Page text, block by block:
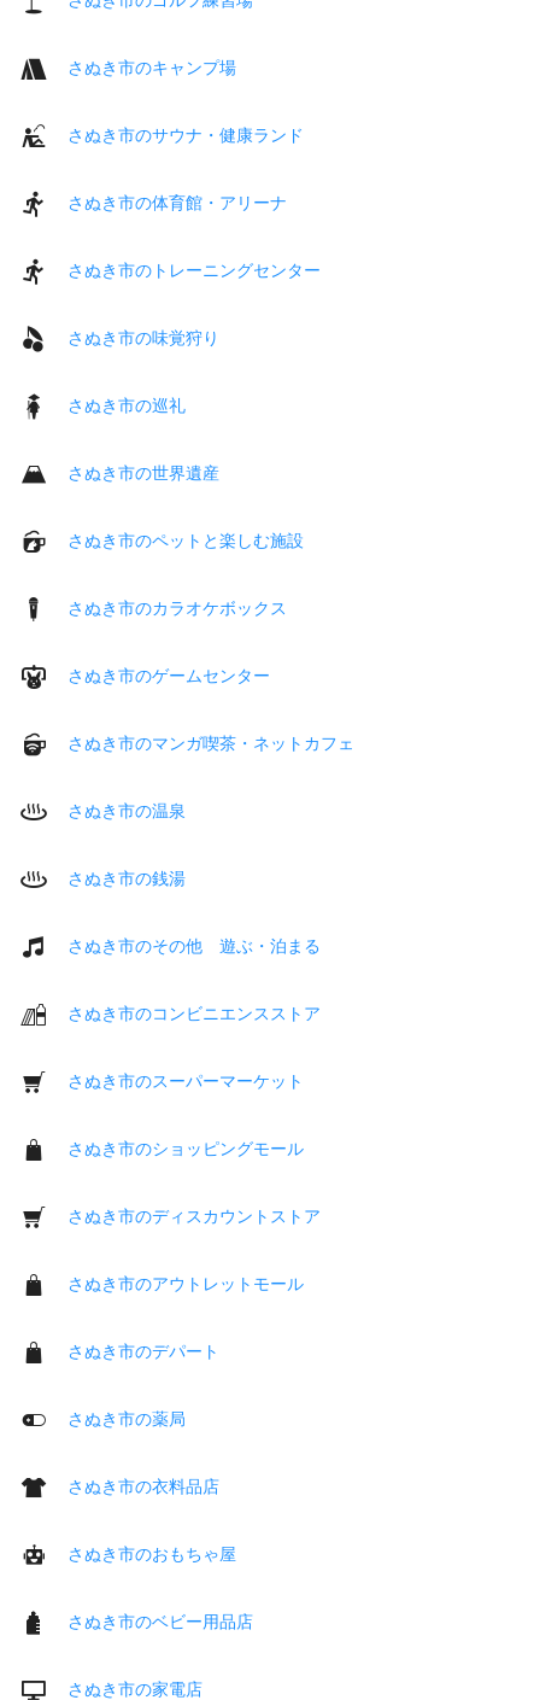
さぬき市のキャンプ場
さぬき市のサウナ・健康ランド
さぬき市の体育館・アリーナ
さぬき市のトレーニングセンター
さぬき市の味覚狩り
さぬき市の巡礼
さぬき市の世界遺産
さぬき市のペットと楽しむ施設
さぬき市のカラオケボックス
さぬき市のゲームセンター
さぬき市のマンガ喫茶・ネットカフェ
さぬき市の温泉
さぬき市の銭湯
さぬき市のその他 遊ぶ・泊まる
さぬき市のコンビニエンスストア
さぬき市のスーパーマーケット
さぬき市のショッピングモール
さぬき市のディスカウントストア
さぬき市のアウトレットモール
さぬき市のデパート
さぬき市の薬局
さぬき市の衣料品店
さぬき市のおもちゃ屋
さぬき市のベビー用品店
さぬき市の家電店